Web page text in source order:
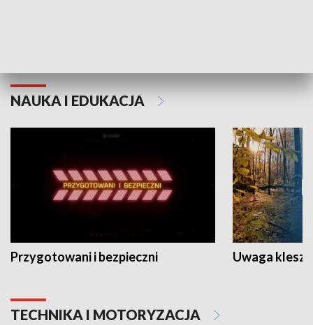
NAUKA I EDUKACJA
Przygotowani i bezpieczni Uwaga
TECHNIKA I MOTORYZACJA